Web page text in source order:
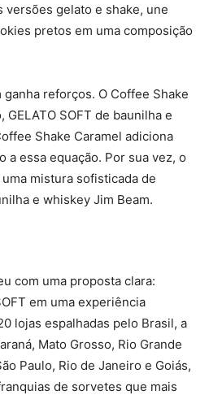
versões gelato e shake, une
pretos em uma composição
reforços. O Coffee Shake
SOFT de baunilha e
Shake Caramel adiciona
a essa equação. Por sua vez, o
mistura sofisticada de
e whiskey Jim Beam.
com uma proposta clara:
em uma experiência
lojas espalhadas pelo Brasil, a
Mato Grosso, Rio Grande
Paulo, Rio de Janeiro e Goiás,
de sorvetes que mais